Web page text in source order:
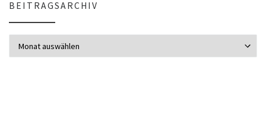
BEITRAGSARCHIV